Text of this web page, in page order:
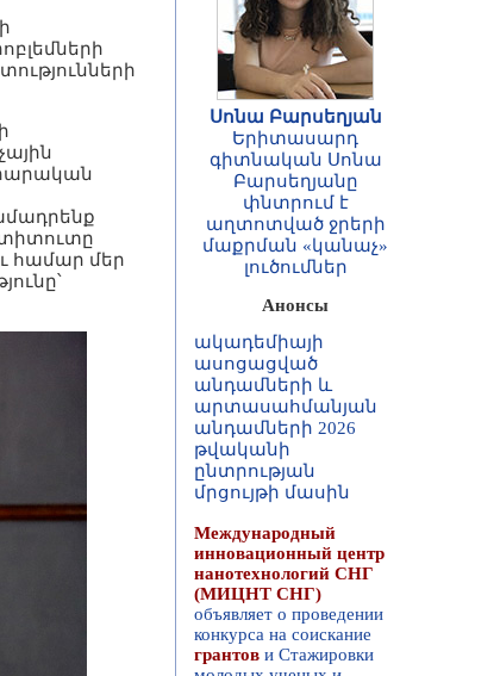
համար մեր
Սոնա Բարսեղյան
Երիտասարդ
գիտնական Սոնա
Բարսեղյանը
փնտրում է
աղտոտված ջրերի
մաքրման «կանաչ»
լուծումներ
Анонсы
ՀԱՅՏԱՐԱՐՈՒԹՅՈՒՆ
Հայաստանի
Հանրապետության
գիտությունների
ազգային
ակադեմիայի
անդամների և
արտասահմանյան
անդամների 2026
թվականի
ընտրության
մրցույթի մասին
Международный
нанотехнологий СНГ
(МИЦНТ СНГ)
объявляет о проведении
конкурса на соиcкание
грантови Стажировки
молодых ученых и
специалистов СНГ в